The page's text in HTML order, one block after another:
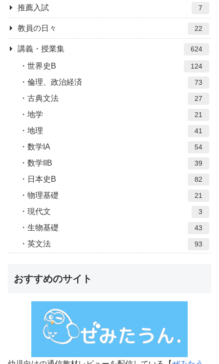
推薦入試 7
教員の日々 22
講義・授業集 624
世界史B 124
倫理、政治経済 73
古典文法 27
地学 21
地理 41
数学IA 54
数学IIB 39
日本史B 82
物理基礎 21
現代文 3
生物基礎 43
英文法 93
おすすめのサイト